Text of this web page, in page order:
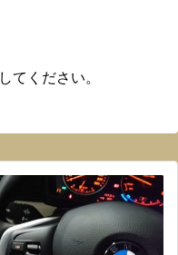
してください。